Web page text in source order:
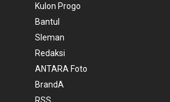
Kulon Progo
Bantul
Sleman
Redaksi
ANTARA Foto
BrandA